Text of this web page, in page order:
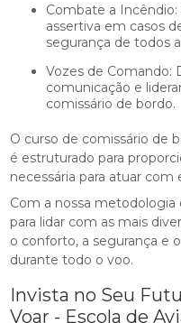
Combate a Incêndio: Saiba como agir de forma
assertiva em casos
segurança de todos
Vozes de Comando: Desenvolva habilidades de
comunicação e
comissário de bordo.
O curso de comissário de
é estruturado para
necessária para atuar com
Com a nossa metodologia
para lidar com as mais
o conforto, a segurança e
durante todo o voo.
Invista no Seu
Voar - Escola de